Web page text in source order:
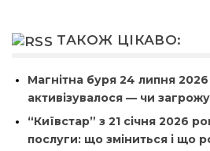
ТАКОЖ ЦІКАВО:
Магнітна буря 24 липня
активізувалося — чи
“Київстар” з 21 січня 2026
послуги: що зміниться і що